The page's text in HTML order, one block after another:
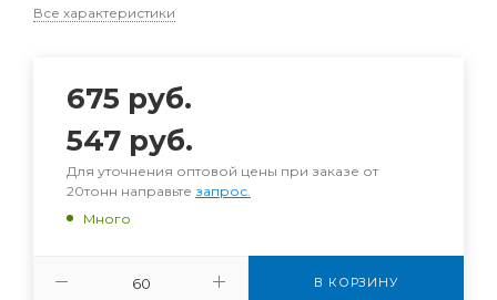
Все характеристики
675 руб.
547 руб.
Для уточнения оптовой цены при заказе от
20тонн направьте запрос.
Много
В КОРЗИНУ